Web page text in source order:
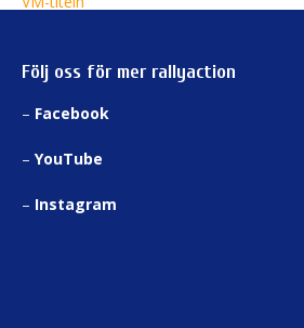
Följ oss för mer rallyaction
– Facebook
– YouTube
– Instagram